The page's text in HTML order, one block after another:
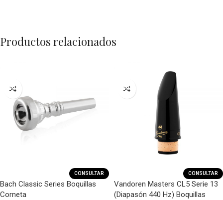
Productos relacionados
CONSULTAR
Bach Classic Series Boquillas
Corneta
CONSULTAR
Vandoren Masters CL5 Serie 13
(Diapasón 440 Hz) Boquillas